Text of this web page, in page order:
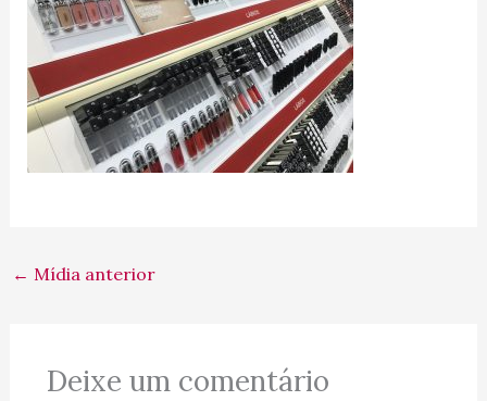
← Mídia anterior
Deixe um comentário